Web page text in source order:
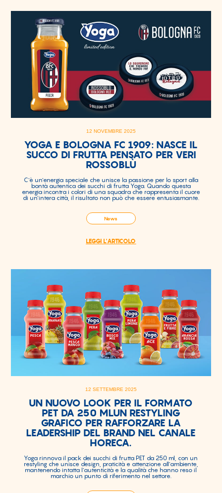
12 NOVEMBRE 2025
YOGA E BOLOGNA FC 1909: NASCE IL
SUCCO DI FRUTTA PENSATO PER VERI
ROSSOBLÙ
C’è un’energia speciale che unisce la passione per lo sport alla
bontà autentica dei succhi di frutta Yoga. Quando questa
energia incontra i colori di una squadra che rappresenta il cuore
di un’intera città, il risultato non può che essere entusiasmante.
News
LEGGI L'ARTICOLO
12 SETTEMBRE 2025
UN NUOVO LOOK PER IL FORMATO
PET DA 250 MLUN RESTYLING
GRAFICO PER RAFFORZARE LA
LEADERSHIP DEL BRAND NEL CANALE
HORECA.
Yoga rinnova il pack dei succhi di frutta PET da 250 ml, con un
restyling che unisce design, praticità e attenzione all’ambiente,
mantenendo intatta l’autenticità e la qualità che hanno reso il
marchio un punto di riferimento nel settore.